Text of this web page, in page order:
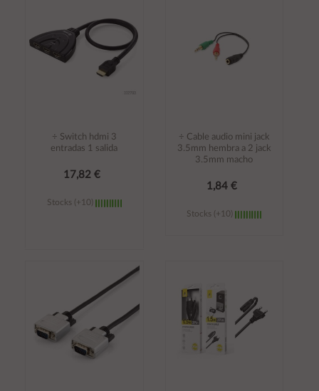
÷ Switch hdmi 3
entradas 1 salida
17,82 €
Stocks (+10)
÷ Cable audio mini jack
3.5mm hembra a 2 jack
3.5mm macho
1,84 €
Stocks (+10)